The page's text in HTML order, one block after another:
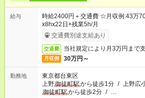
給与
時給2400円＋交通費 ☆月収例:43万
x8hx22日+残業5h/月
交通費別途支給あり
交通費 当社規定により月3万円まで
月収例 30万円～
勤務地
東京都台東区
上野御徒町駅から徒歩1分 / 上野広
御徒町駅から徒歩2分 / …